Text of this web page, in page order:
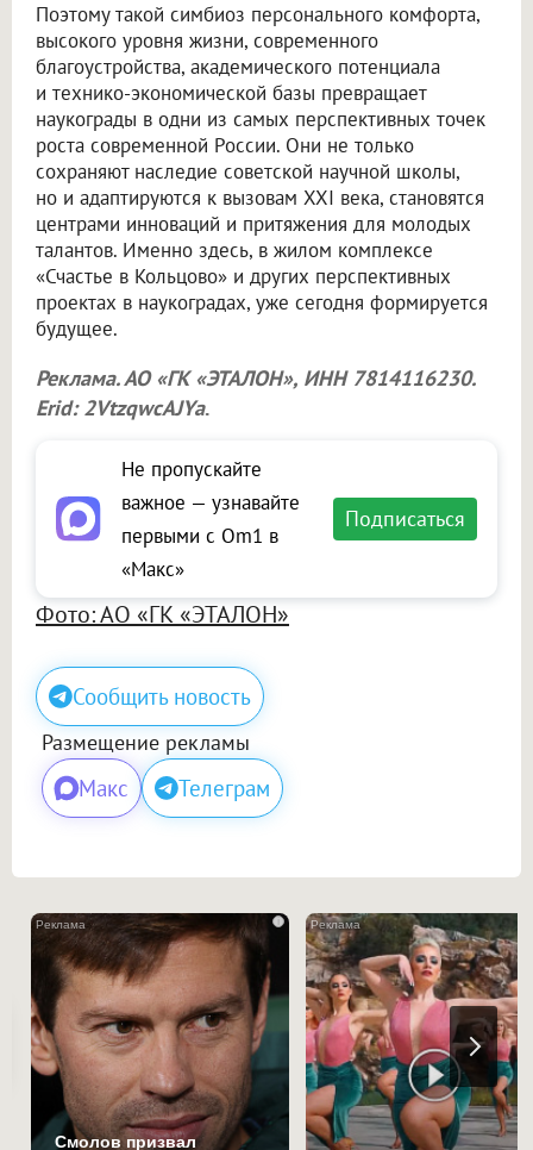
Поэтому такой симбиоз персонального комфорта,
высокого уровня жизни, современного
благоустройства, академического потенциала
и технико-экономической базы превращает
наукограды в одни из самых перспективных точек
роста современной России. Они не только
сохраняют наследие советской научной школы,
но и адаптируются к вызовам XXI века, становятся
центрами инноваций и притяжения для молодых
талантов. Именно здесь, в жилом комплексе
«Счастье в Кольцово» и других перспективных
проектах в наукоградах, уже сегодня формируется
будущее.
Реклама. АО «ГК «ЭТАЛОН», ИНН 7814116230.
Erid: 2VtzqwcAJYa.
Не пропускайте
важное — узнавайте
первыми с Om1 в
«Макс»
Подписаться
Фото: АО «ГК «ЭТАЛОН»
Сообщить новость
Размещение рекламы
Макс Телеграм
i
Смолов призвал